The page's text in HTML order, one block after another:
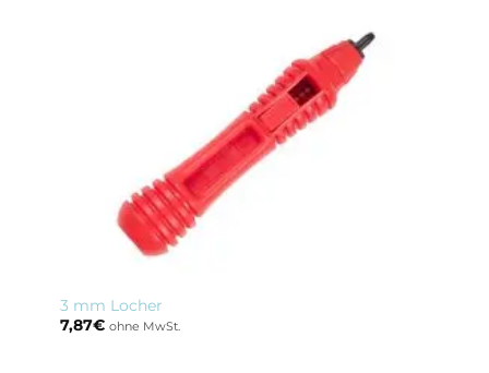
3 mm Locher
7,87€ ohne MwSt.